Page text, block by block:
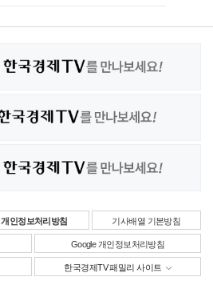
개인정보처리방침 기사배열 기본방침
Google 개인정보처리방침
한국경제TV 패밀리 사이트